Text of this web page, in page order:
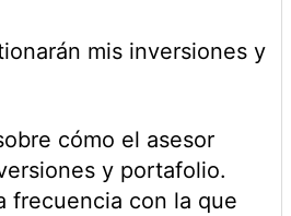
mis inversiones y
cómo el asesor
y portafolio.
frecuencia con la que